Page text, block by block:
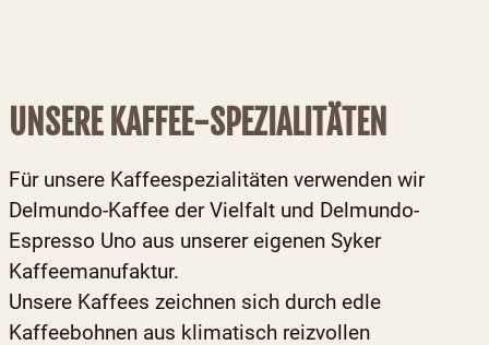
UNSERE KAFFEE-SPEZIALITÄTEN
Für unsere Kaffeespezialitäten verwenden wir
Delmundo-Kaffee der Vielfalt und Delmundo-
Espresso Uno aus unserer eigenen Syker
Kaffeemanufaktur.
Unsere Kaffees zeichnen sich durch edle
Kaffeebohnen aus klimatisch reizvollen